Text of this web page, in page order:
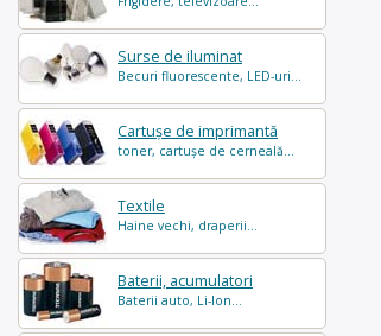
Surse de iluminat
Becuri fluorescente, LED-uri...
Cartușe de imprimantă
toner, cartușe de cerneală...
Textile
Haine vechi, draperii...
Baterii, acumulatori
Baterii auto, Li-Ion...